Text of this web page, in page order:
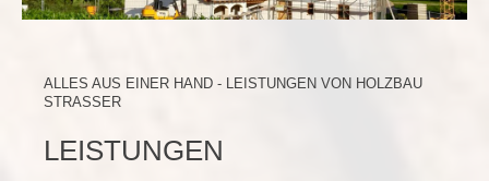
ALLES AUS EINER HAND - LEISTUNGEN VON HOLZBAU
STRASSER
LEISTUNGEN